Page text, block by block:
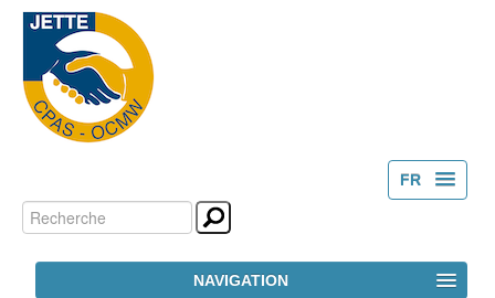
FR
Outils
personnels
Chercher par
Recherche
NAVIGATION